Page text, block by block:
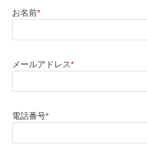
お名前*
メールアドレス*
電話番号*